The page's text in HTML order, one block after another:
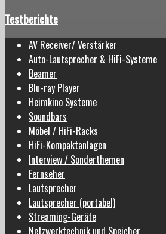
Testberichte
AV Receiver/ Verstärker
Auto-Lautsprecher & HiFi-Systeme
Beamer
Blu-ray Player
Heimkino Systeme
Soundbars
Möbel / HiFi-Racks
HiFi-Kompaktanlagen
Interview / Sonderthemen
Fernseher
Lautsprecher
Lautsprecher (portabel)
Streaming-Geräte